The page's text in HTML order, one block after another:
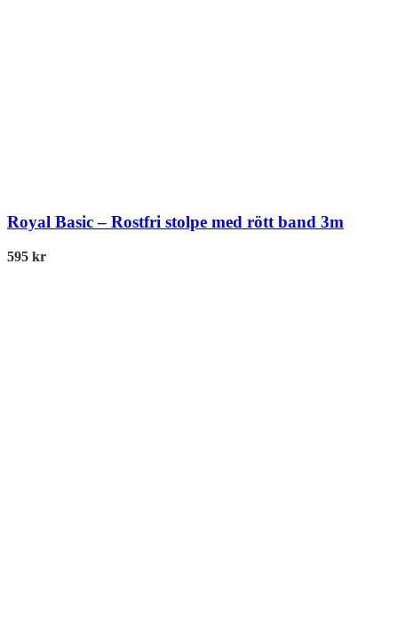
Royal Basic – Rostfri stolpe med rött band 3m
595 kr